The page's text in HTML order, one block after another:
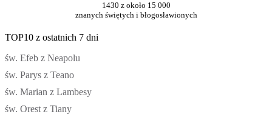
1430 z około 15 000
znanych świętych i błogosławionych
TOP10 z ostatnich 7 dni
św. Efeb z Neapolu
św. Parys z Teano
św. Marian z Lambesy
św. Orest z Tiany